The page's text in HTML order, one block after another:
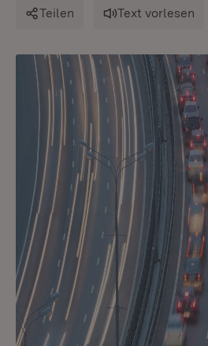
Teilen Text vorlesen